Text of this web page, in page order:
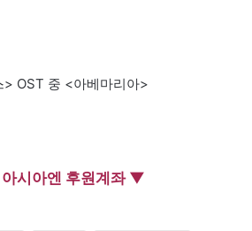
OST 중 <아베마리아>
시아엔 후원계좌 ▼